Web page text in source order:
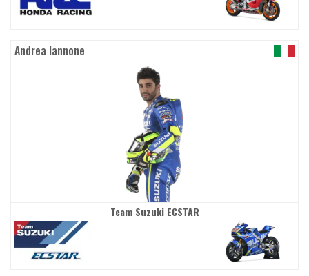
Andrea Iannone
Team Suzuki ECSTAR